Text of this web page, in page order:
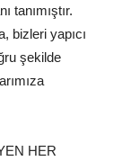
tanımıştır.
bizleri yapıcı
şekilde
HER